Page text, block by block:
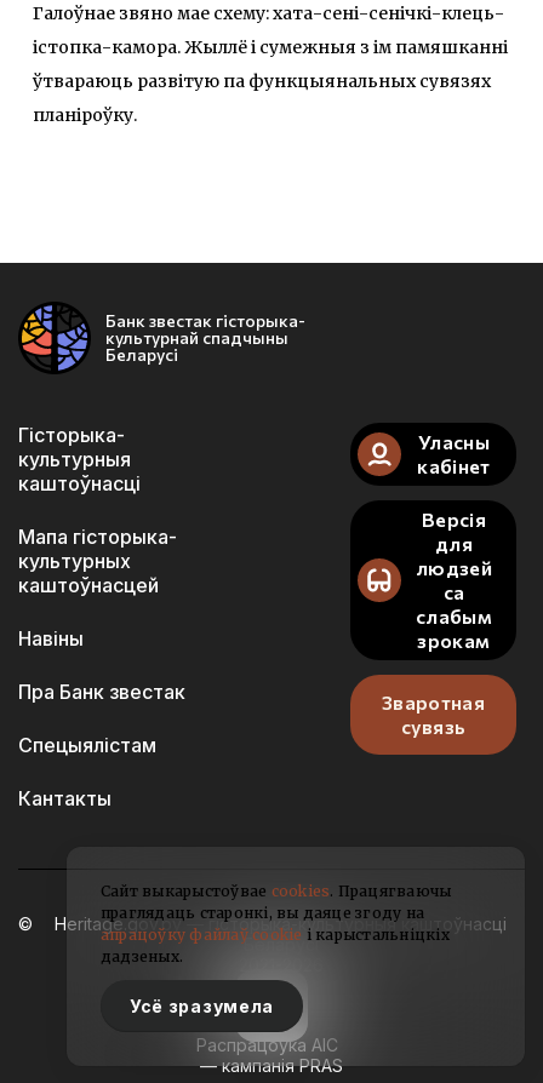
Галоўнае звяно мае схему: хата-сені-сенічкі-клець-
істопка-камора. Жыллё і сумежныя з ім памяшканні
ўтвараюць развітую па функцыянальных сувязях
планіроўку.
Банк звестак гісторыка-
культурнай спадчыны
Беларусі
Гісторыка-
культурныя
каштоўнасці
Мапа гісторыка-
культурных
каштоўнасцей
Навіны
Пра Банк звестак
Спецыялістам
Кантакты
Уласны
кабінет
Версія
для
людзей
са
слабым
зрокам
Зваротная
сувязь
Heritage.gov.by — гісторыка-культурныя каштоўнасці
Беларусі
Распрацоўка АІС
— кампанія PRAS
Сайт выкарыстоўвае cookies. Працягваючы
праглядаць старонкі, вы даяце згоду на
апрацоўку файлаў cookie і карыстальніцкіх
дадзеных.
Усё зразумела